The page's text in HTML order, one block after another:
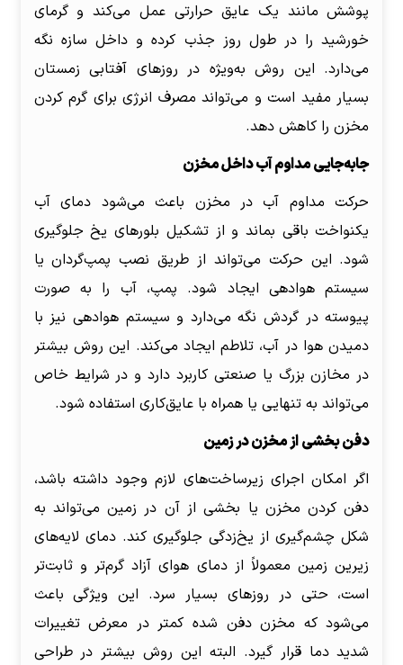
پوشش مانند یک عایق حرارتی عمل می‌کند و گرمای
خورشید را در طول روز جذب کرده و داخل سازه نگه
می‌دارد. این روش به‌ویژه در روزهای آفتابی زمستان
بسیار مفید است و می‌تواند مصرف انرژی برای گرم کردن
مخزن را کاهش دهد.
جابه‌جایی مداوم آب داخل مخزن
حرکت مداوم آب در مخزن باعث می‌شود دمای آب
یکنواخت باقی بماند و از تشکیل بلورهای یخ جلوگیری
شود. این حرکت می‌تواند از طریق نصب پمپ‌گردان یا
سیستم هوادهی ایجاد شود. پمپ، آب را به صورت
پیوسته در گردش نگه می‌دارد و سیستم هوادهی نیز با
دمیدن هوا در آب، تلاطم ایجاد می‌کند. این روش بیشتر
در مخازن بزرگ یا صنعتی کاربرد دارد و در شرایط خاص
می‌تواند به تنهایی یا همراه با عایق‌کاری استفاده شود.
دفن بخشی از مخزن در زمین
اگر امکان اجرای زیرساخت‌های لازم وجود داشته باشد،
دفن کردن مخزن یا بخشی از آن در زمین می‌تواند به
شکل چشم‌گیری از یخ‌زدگی جلوگیری کند. دمای لایه‌های
زیرین زمین معمولاً از دمای هوای آزاد گرم‌تر و ثابت‌تر
است، حتی در روزهای بسیار سرد. این ویژگی باعث
می‌شود که مخزن دفن شده کمتر در معرض تغییرات
شدید دما قرار گیرد. البته این روش بیشتر در طراحی